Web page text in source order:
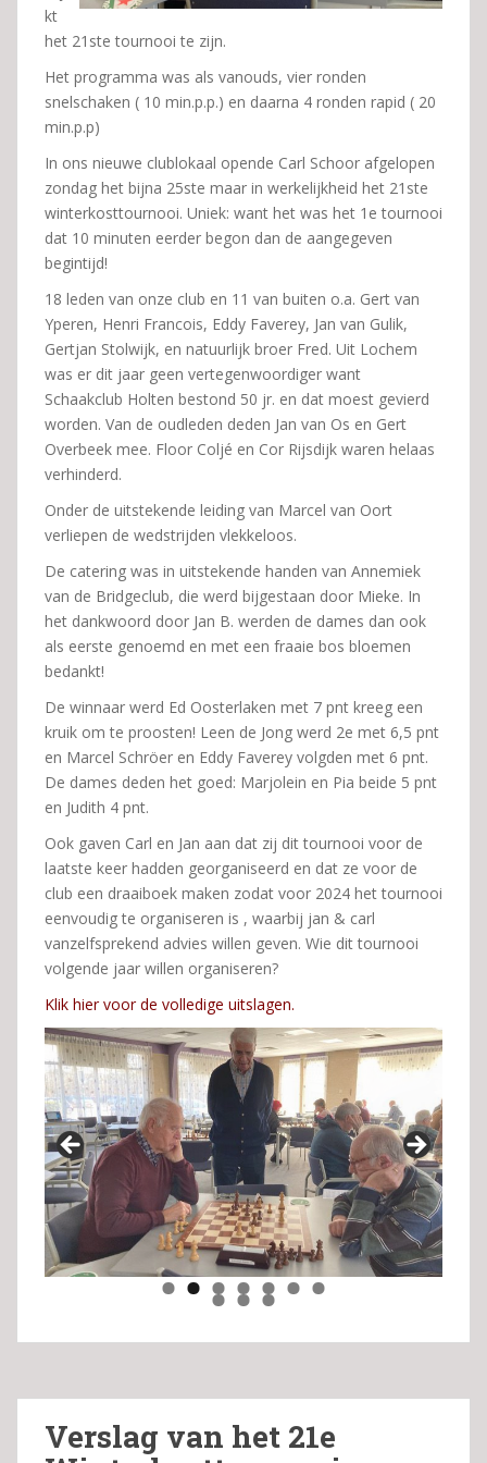
kt
het 21ste tournooi te zijn.
Het programma was als vanouds, vier ronden
snelschaken ( 10 min.p.p.) en daarna 4 ronden rapid ( 20
min.p.p)
In ons nieuwe clublokaal opende Carl Schoor afgelopen
zondag het bijna 25ste maar in werkelijkheid het 21ste
winterkosttournooi. Uniek: want het was het 1e tournooi
dat 10 minuten eerder begon dan de aangegeven
begintijd!
18 leden van onze club en 11 van buiten o.a. Gert van
Yperen, Henri Francois, Eddy Faverey, Jan van Gulik,
Gertjan Stolwijk, en natuurlijk broer Fred. Uit Lochem
was er dit jaar geen vertegenwoordiger want
Schaakclub Holten bestond 50 jr. en dat moest gevierd
worden. Van de oudleden deden Jan van Os en Gert
Overbeek mee. Floor Coljé en Cor Rijsdijk waren helaas
verhinderd.
Onder de uitstekende leiding van Marcel van Oort
verliepen de wedstrijden vlekkeloos.
De catering was in uitstekende handen van Annemiek
van de Bridgeclub, die werd bijgestaan door Mieke. In
het dankwoord door Jan B. werden de dames dan ook
als eerste genoemd en met een fraaie bos bloemen
bedankt!
De winnaar werd Ed Oosterlaken met 7 pnt kreeg een
kruik om te proosten! Leen de Jong werd 2e met 6,5 pnt
en Marcel Schröer en Eddy Faverey volgden met 6 pnt.
De dames deden het goed: Marjolein en Pia beide 5 pnt
en Judith 4 pnt.
Ook gaven Carl en Jan aan dat zij dit tournooi voor de
laatste keer hadden georganiseerd en dat ze voor de
club een draaiboek maken zodat voor 2024 het tournooi
eenvoudig te organiseren is , waarbij jan & carl
vanzelfsprekend advies willen geven. Wie dit tournooi
volgende jaar willen organiseren?
Klik hier voor de volledige uitslagen.
0
Verslag van het 21e